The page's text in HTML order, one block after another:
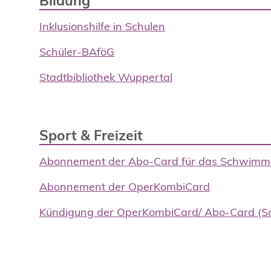
Inklusionshilfe in Schulen
Schüler-BAföG
Stadtbibliothek Wuppertal
Sport & Freizeit
Abonnement der Abo-Card für das
Abonnement der OperKombiCard
Kündigung der OperKombiCard/ Abo-Card